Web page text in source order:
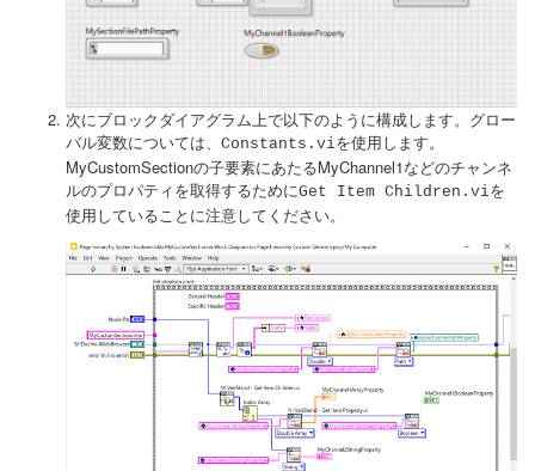
次にブロックダイアグラム上で以下のように構成します。グロー
バル変数については、
Constants.viを使用します。
MyCustomSectionの子要素にあたるMyChannel1などのチャンネ
ルのプロパティを取得するためにGet Item Children.viを
使用していることに注意してください。